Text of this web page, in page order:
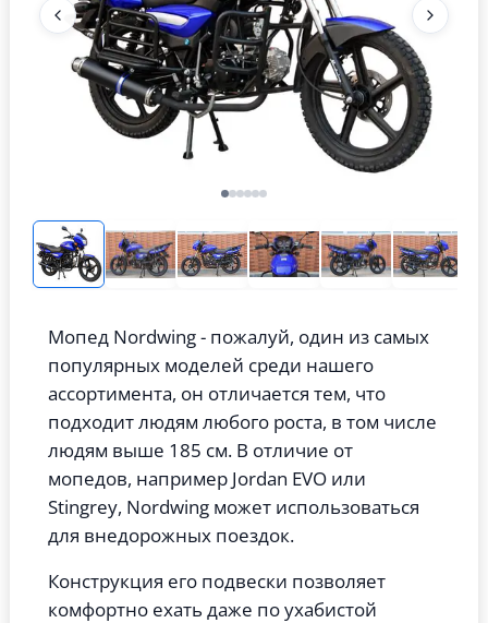
Мопед Nordwing - пожалуй, один из самых
популярных моделей среди нашего
ассортимента, он отличается тем, что
подходит людям любого роста, в том числе
людям выше 185 см. В отличие от
мопедов, например Jordan EVO или
Stingrey, Nordwing может использоваться
для внедорожных поездок.
Конструкция его подвески позволяет
комфортно ехать даже по ухабистой